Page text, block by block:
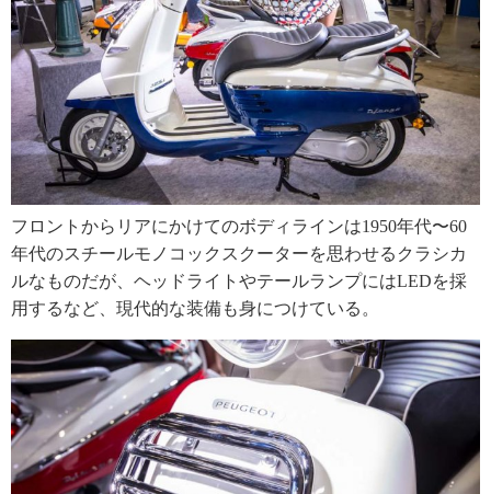
フロントからリアにかけてのボディラインは1950年代〜60
年代のスチールモノコックスクーターを思わせるクラシカ
ルなものだが、ヘッドライトやテールランプにはLEDを採
用するなど、現代的な装備も身につけている。